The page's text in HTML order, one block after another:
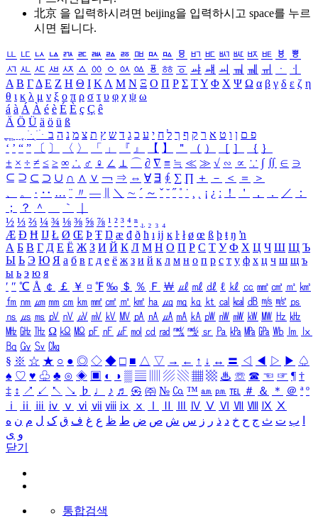
北京 을 입력하시려면 beijing을 입력하시고 space를 누르
시면 됩니다.
ㅥ ㅦ ㅧ ㅨ ㅩ ㅪ ㅫ ㅬ ㅭ ㅮ ㅯ ㅰ ㅱ ㅲ ㅳ ㅴ ㅵ ㅶ ㅷ ㅸ
ㅹ
ㅺ ㅻ ㅼ ㅽ ㅾ ㅿ ㆀ ㆁ ㆂ ㆃ ㆄ ㆅ ㆆ ㆇ ㆈ ㆉ ㆊ ㆋ ㆌ ㆍ
ㆎ
Α Β ΓΔ Ε Ζ Η Θ Ι ΚΛ Μ Ν Ξ Ο Π Ρ Σ ΤΥ Φ Χ Ψ Ω α β γ δ ε ζ η
θ ι κ λ μ ν ξ ο π ρ σ τ υ φ χ ψ ω
á à Á À é è É È ç Ç ê
Ä Ö Ü ä ö ü ß
ִֶֹ ֻּ ׁׂ פ ם ן ו ט א ר ק ף ך ל ח י ע כ ג ד ש ץ ת צ מ נ ה ב
‘ ’ “ ” 〔 〕 〈 〉 「 」 『 』 【 】 ＂ （ ） ［ ］ ｛ ｝
± × ÷ ≠ ≤ ≥ ∞ ∴ ♂ ♀ ∠ ⊥ ⌒ ∂ ∇ ≡ ≒ ≪ ≫ √ ∽ ∝ ∵ ∫ ∬ ∈ ∋
⊆ ⊇ ⊂ ⊃ ∪ ∩ ∧ ∨ ￢ ⇒ ⇔ ∀ ∃ ∮ ∑ ∏ ＋ － ＜ ＝
＞
、
。 · ‥ … ¨ 〃 ― ＼ ∼ ´ ～ ˇ ˘ ˝ ˚ ˙ ¸ ¡ ¿ ː ！ ＇ ， ． ／
：
；
？ ＾ ｀
½ ⅓ ⅔ ¼ ¾ ⅛ ⅜ ⅝ ⅞ ¹ ² ³ ⁴ ⁿ ₁ ₂ ₃ ₄
Æ Ð Ħ Ĳ Ł Ø Œ Þ Ŧ Ŋ æ đ ð ħ ı ĳ ĸ ŀ ł ø œ ß þ ŧ ŋ ŉ
А Б В Г Д Е Ё Ж З И Й К Л М Н О П Р С Т У Ф Х Ц Ч Ш Щ Ъ
Ы Ь Э Ю Я а б в г д е ё ж з и й к л м н о п р с т у ф х ц ч ш щ ъ
ы ь э ю я
′ ″ ℃ Å ￠ ￡ ￥ ¤ ℉ ‰ ＄ ％ Ｆ ￦ ㎕ ㎖ ㎗ ℓ ㎘ ㏄ ㎣ ㎤ ㎥ ㎦
㎙ ㎚ ㎛ ㎜ ㎝ ㎞ ㎟ ㎠ ㎡ ㎢ ㏊ ㎍ ㎎ ㎏ ㏏ ㎈ ㎉ ㏈ ㎧ ㎨ ㎰
㎱ ㎲ ㎳ ㎴ ㎵ ㎶ ㎷ ㎸ ㎹ ㎀ ㎁ ㎂ ㎃ ㎄ ㎺ ㎻ ㎽ ㎾ ㎿ ㎐ ㎑
㎒ ㎓ ㎔ Ω ㏀ ㏁ ㎊ ㎋ ㎌ ㏖ ㏅ ㎭ ㎮ ㎯ ㏛ ㎩ ㎪ ㎫ ㎬ ㏝ ㏐
㏓
㏃ ㏉ ㏜ ㏆
§ ※ ☆ ★ ○ ● ◎ ◇ ◆ □ ■ △ ▽ → ← ↑ ↓ ↔ 〓 ◁ ◀ ▷ ▶ ♤
♠ ♡ ♥ ♧ ♣ ⊙ ◈ ▣ ◐ ◑ ▒ ▤ ▨ ▧ ▦ ▩ ♨ ☏ ☎ ☜ ☞ ¶ †
‡ ↕ ↗ ↙ ↖ ↘ ♭ ♩ ♪ ♬ ㉿ ㈜ № ㏇ ™ ㏂ ㏘ ℡ ＃ ＆ ＊ ＠ ª º
ⅰ
ⅱ ⅲ ⅳ ⅴ ⅵ ⅶ ⅷ ⅸ ⅹ Ⅳ Ⅴ Ⅵ Ⅶ Ⅷ Ⅸ Ⅹ
ب ت ث ج ح خ د ذ ر ز س ش ص ض ط ظ ع غ ف ق ک ل م ن ه
و ی
닫기
통합검색